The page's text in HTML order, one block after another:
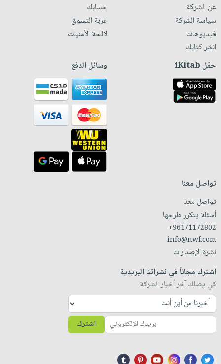
عن الشركة
سياسة الشركة
فيديوهات
انشر كتابك
حسابك
عربة التسوق
لائحة الأمنيات
حمّل iKitab وسائل الدفع
تواصل معنا
تواصل معنا
أسئلة يتكرر طرحها
+96171172802
info@nwf.com
نشرة الإصدارات
اشترك مجاناً في نشراتنا البريدية
كي يصلك آخر أخبار الشركة
اشترك